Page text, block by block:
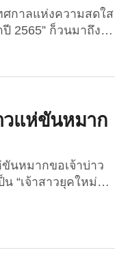
ศกาลแห่งความสดใส
2565” ก็วนมาถึงอีก
ที่ไม่ได้ไปไหน ก็อาจ
วอินเทศกาลกันบ้าง
าแจก 40 แคปชั่นวัน
ปล โดยจะเป็น
กความสดใสท้าแดด
วแห่ขันหมาก
ขันหมากขอเจ้าบ่าว
“เจ้าสาวยุคใหม่
ขันหมาก ถือเครื่อง